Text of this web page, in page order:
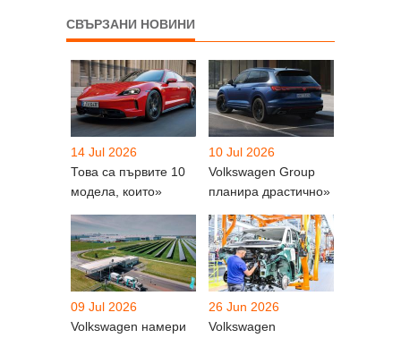
СВЪРЗАНИ НОВИНИ
14 Jul 2026
Това са първите 10
модела, които»
10 Jul 2026
Volkswagen Group
планира драстично»
09 Jul 2026
Volkswagen намери
26 Jun 2026
Volkswagen